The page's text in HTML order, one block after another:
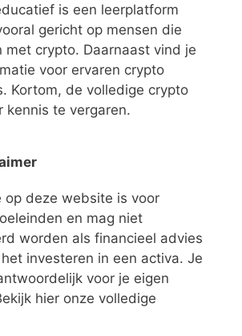
is een leerplatform
gericht op mensen die
met crypto. Daarnaast vind je
voor ervaren crypto
Kortom, de volledige crypto
kennis te vergaren.
op deze website is voor
en mag niet
worden als financieel advies
investeren in een activa. Je
voor je eigen
hier onze volledige